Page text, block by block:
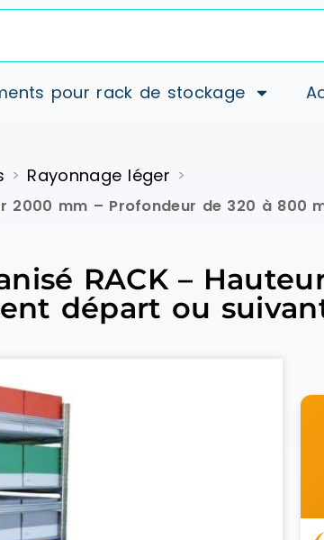
pour rack de stockage
> Rayonnage léger >
2000 mm – Profondeur de 320 à 800
RACK –
départ ou